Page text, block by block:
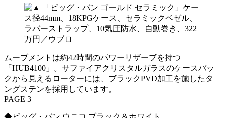
ムーブメントは約42時間のパワーリザーブを持つ
「HUB4100」。サファイアクリスタルガラスのケースバッ
クから見えるローターには、ブラックPVD加工を施したタ
ングステンを採用しています。
PAGE 3